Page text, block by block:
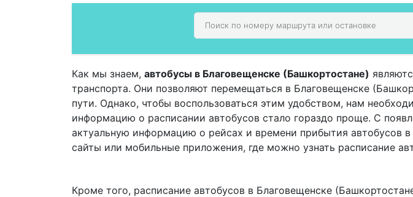
Как мы знаем, автобусы в Благовещенске (Башкортостане)
транспорта. Они позволяют перемещаться в Благовещенске
пути. Однако, чтобы воспользоваться этим удобством, нам
информацию о расписании автобусов стало гораздо проще. С
актуальную информацию о рейсах и времени прибытия автобусов
сайты или мобильные приложения, где можно узнать расписание
Кроме того, расписание автобусов в Благовещенске